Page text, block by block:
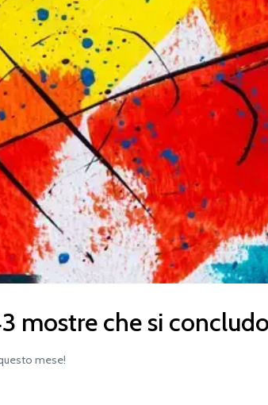
mostre che si
mese!